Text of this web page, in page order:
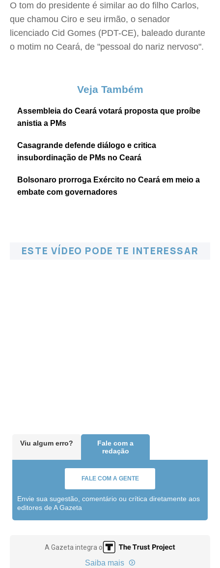
O tom do presidente é similar ao do filho Carlos,
que chamou Ciro e seu irmão, o senador
licenciado Cid Gomes (PDT-CE), baleado durante
o motim no Ceará, de "pessoal do nariz nervoso".
Veja Também
Assembleia do Ceará votará proposta que proíbe
anistia a PMs
Casagrande defende diálogo e critica
insubordinação de PMs no Ceará
Bolsonaro prorroga Exército no Ceará em meio a
embate com governadores
ESTE VÍDEO PODE TE INTERESSAR
Viu algum erro?
Fale com a
redação
FALE COM A GENTE
Envie sua sugestão, comentário ou crítica diretamente aos
editores de A Gazeta
A Gazeta integra o
Saiba mais